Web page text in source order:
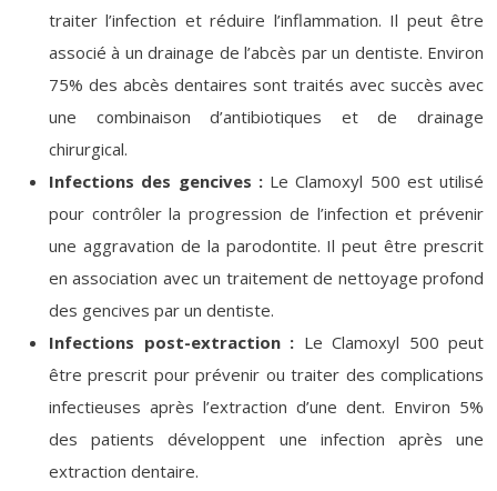
traiter l’infection et réduire l’inflammation. Il peut être
associé à un drainage de l’abcès par un dentiste. Environ
75% des abcès dentaires sont traités avec succès avec
une combinaison d’antibiotiques et de drainage
chirurgical.
Infections des gencives : Le Clamoxyl 500 est utilisé
pour contrôler la progression de l’infection et prévenir
une aggravation de la parodontite. Il peut être prescrit
en association avec un traitement de nettoyage profond
des gencives par un dentiste.
Infections post-extraction : Le Clamoxyl 500 peut
être prescrit pour prévenir ou traiter des complications
infectieuses après l’extraction d’une dent. Environ 5%
des patients développent une infection après une
extraction dentaire.